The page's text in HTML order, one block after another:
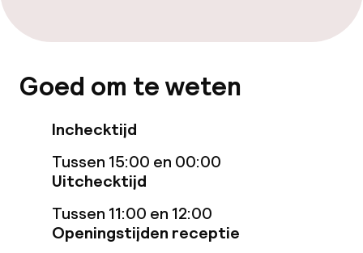
Bar
Ontbijtbuffet
Lunch à la carte
Goed om te weten
Inchecktijd
Tussen 15:00 en 00:00
Uitchecktijd
Tussen 11:00 en 12:00
Openingstijden receptie